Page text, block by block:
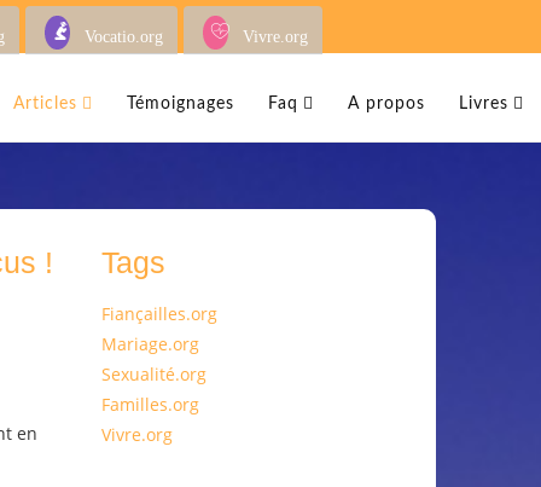
Vocatio.org Vivre.org
Articles Témoignages Faq A propos Livres
!
en
Tags
Fiançailles.org
Mariage.org
Sexualité.org
Familles.org
Vivre.org